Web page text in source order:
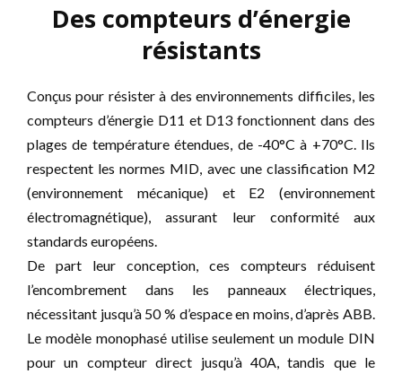
Des compteurs d’énergie
résistants
Conçus pour résister à des environnements difficiles, les
compteurs d’énergie D11 et D13 fonctionnent dans des
plages de température étendues, de -40°C à +70°C. Ils
respectent les normes MID, avec une classification M2
(environnement mécanique) et E2 (environnement
électromagnétique), assurant leur conformité aux
standards européens.
De part leur conception, ces compteurs réduisent
l’encombrement dans les panneaux électriques,
nécessitant jusqu’à 50 % d’espace en moins, d’après ABB.
Le modèle monophasé utilise seulement un module DIN
pour un compteur direct jusqu’à 40A, tandis que le